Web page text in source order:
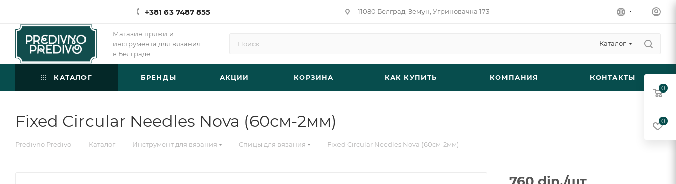
+381 63 7487 855 11080 Белград, Земун, Угриновачка 173
Магазин пряжи и
инструмента для вязания
в Белграде
Каталог
КАТАЛОГ БРЕНДЫ АКЦИИ КОРЗИНА КАК КУПИТЬ КОМПАНИЯ КОНТАКТЫ
Fixed Circular Needles Nova (60см-2мм)
Predivno Predivo — Каталог — Инструмент для вязания — Спицы для вязания — Fixed Circular Needles Nova (60см-2мм)
0
0